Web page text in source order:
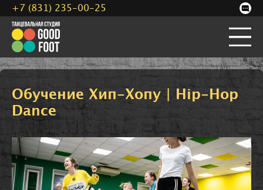
Обучение Хип-Хопу | Hip-Hop
Dance
+7 (831) 235-00-25